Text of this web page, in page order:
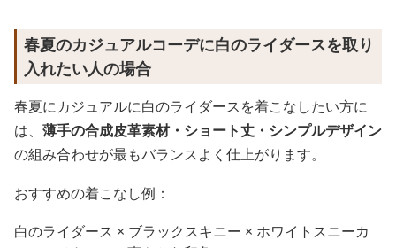
春夏のカジュアルコーデに白のライダースを取り
入れたい人の場合
春夏にカジュアルに白のライダースを着こなしたい方に
は、 薄手の合成皮革素材・ショート丈・シンプルデザイン
の組み合わせが最もバランスよく仕上がります。
おすすめの着こなし例：
白のライダース × ブラックスキニー × ホワイトスニーカ